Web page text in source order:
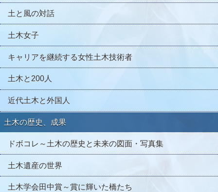
土と風の対話
土木女子
キャリアを継続する女性土木技術者
土木と200人
近代土木と外国人
土木の歴史、成果
ドボコレ～土木の歴史と未来の図面・写真集
土木遺産の世界
土木学会田中賞～賞に輝いた橋たち